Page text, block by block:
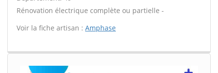
Rénovation électrique complète ou partielle -
Voir la fiche artisan : Amphase